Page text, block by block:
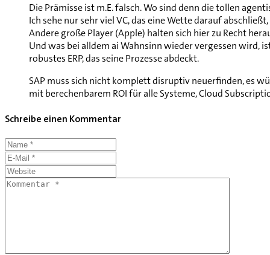
Die Prämisse ist m.E. falsch. Wo sind denn die tollen
Ich sehe nur sehr viel VC, das eine Wette darauf
Andere große Player (Apple) halten sich hier zu Recht
Und was bei alldem ai Wahnsinn wieder vergessen wird,
robustes ERP, das seine Prozesse abdeckt.
SAP muss sich nicht komplett disruptiv neuerfinden, es
mit berechenbarem ROI für alle Systeme, Cloud
Schreibe einen Kommentar